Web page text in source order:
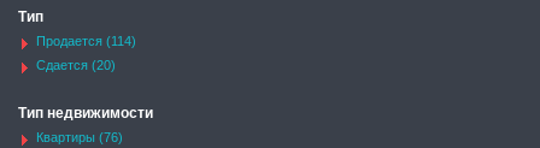
Тип
Продается (114)
Сдается (20)
Тип недвижимости
Квартиры (76)